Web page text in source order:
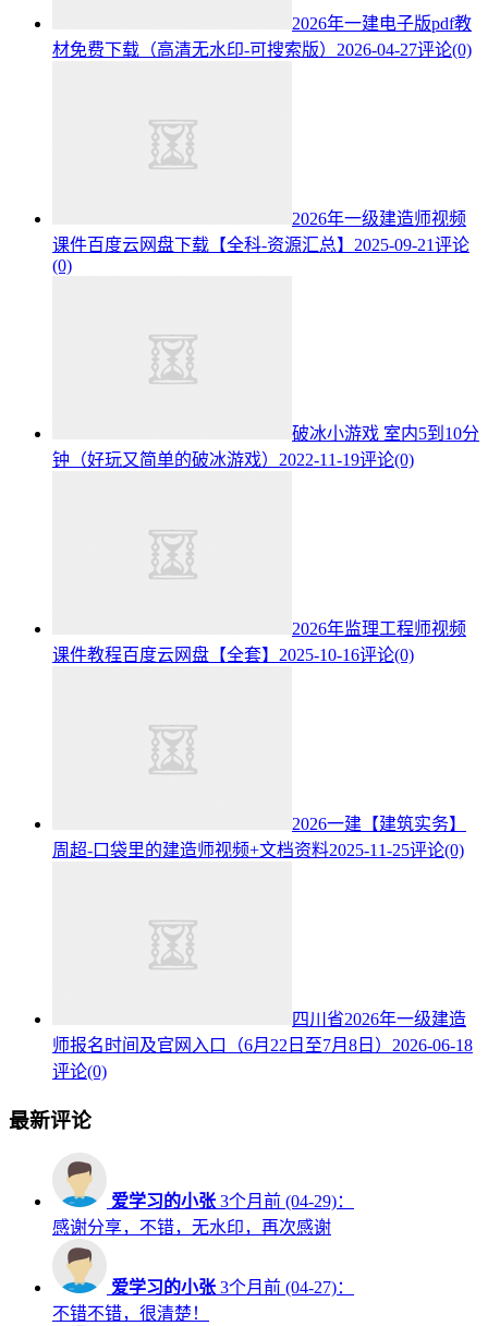
2026年一建电子版pdf教
材免费下载（高清无水印-可搜索版） 2026-04-27评论(0)
2026年一级建造师视频
课件百度云网盘下载【全科-资源汇总】 2025-09-21评论
(0)
破冰小游戏 室内5到10分
钟（好玩又简单的破冰游戏） 2022-11-19评论(0)
2026年监理工程师视频
课件教程百度云网盘【全套】 2025-10-16评论(0)
2026一建【建筑实务】
周超-口袋里的建造师视频+文档资料2025-11-25评论(0)
四川省2026年一级建造
师报名时间及官网入口（6月22日至7月8日） 2026-06-18
评论(0)
最新评论
爱学习的小张 3个月前 (04-29)：
感谢分享，不错，无水印，再次感谢
爱学习的小张 3个月前 (04-27)：
不错不错，很清楚！